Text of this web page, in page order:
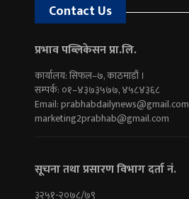
Contact Us
प्रभाव पब्लिकेसन प्रा.लि.
कार्यालय: सिफल–७, काठमाडौं ।
सम्पर्क: ०१–४३७३५७७, ४५८४३६८
Email:prabhabdailynews@gmail.com
marketing2prabhab@gmail.com
सूचना तथा प्रसारण विभाग दर्ता नं.
३२५१-२०७८/७९